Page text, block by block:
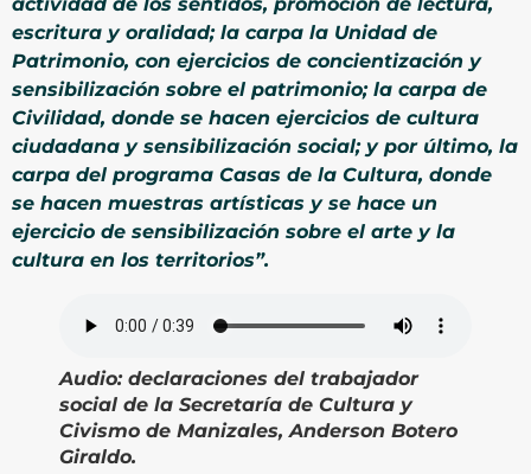
escritura y oralidad; la carpa la Unidad de
Patrimonio, con ejercicios de concientización y
sensibilización sobre el patrimonio; la carpa de
Civilidad, donde se hacen ejercicios de cultura
ciudadana y sensibilización social; y por último, la
carpa del programa Casas de la Cultura, donde
se hacen muestras artísticas y se hace un
ejercicio de sensibilización sobre el arte y la
cultura en los territorios”.
Audio:declaraciones del trabajador
social de la Secretaría de Cultura y
Civismo de Manizales, Anderson Botero
Giraldo.